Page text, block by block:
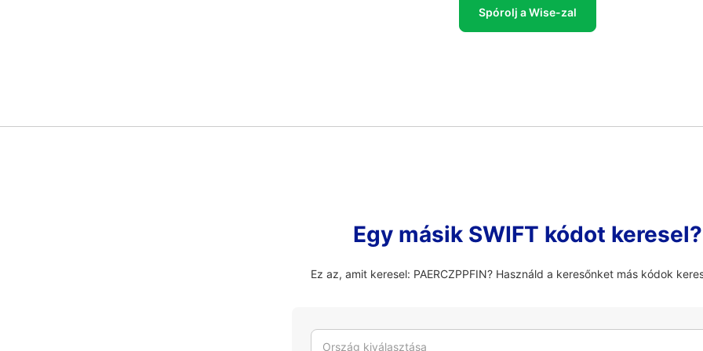
Spórolj a Wise-zal
Egy másik SWIFT kódot keresel?
Ez az, amit keresel: PAERCZPPFIN? Használd a keresőnket más kódok
Ország kiválasztása